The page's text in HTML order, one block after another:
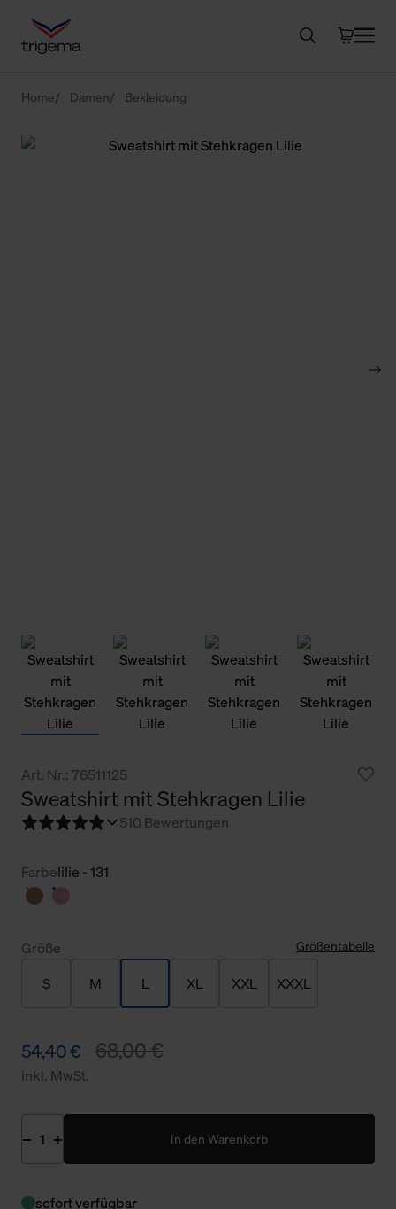
Home Damen Bekleidung
Art. Nr.: 76511125
Sweatshirt mit Stehkragen Lilie
510 Bewertungen
Farbelilie - 131
Größe Größentabelle
S M L XL XXL XXXL
54,40 € 68,00 €
inkl. MwSt.
In den Warenkorb
sofort verfügbar